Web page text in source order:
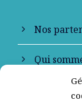
Nos
Qui
Contactez-